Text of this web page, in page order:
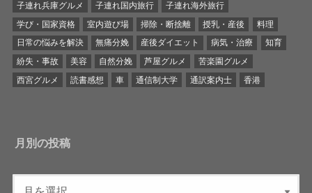
子連れ兵庫グルメ
子連れ国内旅行
子連れ海外旅行
学び・国家資格
室内遊び場 掃除・断捨離 授乳・産後
料理
日常の悩みを解決
無痛分娩 産後ダイエット 病気・治療
知育
紛失・事故
美容 自然分娩 芦屋グルメ
苦楽園グルメ
西宮グルメ
読書感想 車 通信制大学 通訳案内士 香港
月別の投稿